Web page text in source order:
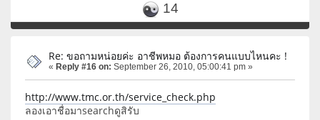
14
Re: ขอถามหน่อยค่ะ อาชีพหมอ ต้องการคนแบบไหนคะ !
« Reply #16 on: September 26, 2010, 05:00:41 pm »
http://www.tmc.or.th/service_check.php
ลองเอาชื่อมาsearchดูสิรับ